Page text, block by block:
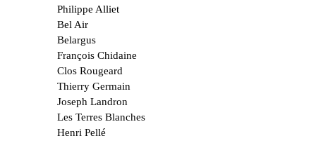
Philippe Alliet
Bel Air
Belargus
François Chidaine
Clos Rougeard
Thierry Germain
Joseph Landron
Les Terres Blanches
Henri Pellé